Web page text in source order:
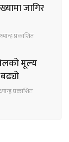
जागिर
प्रकाशित
मूल्य
प्रकाशित